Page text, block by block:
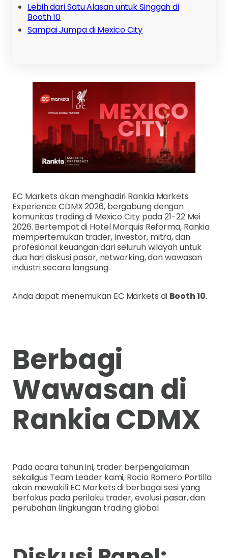
Lebih dari Satu Alasan untuk Singgah di
Booth 10
Sampai Jumpa di Mexico City
EC Markets akan menghadiri Rankia Markets
Experience CDMX 2026, bergabung dengan
komunitas trading di Mexico City pada 21-22 Mei
2026. Bertempat di Hotel Marquis Reforma, Rankia
mempertemukan trader, investor, mitra, dan
profesional keuangan dari seluruh wilayah untuk
dua hari diskusi pasar, networking, dan wawasan
industri secara langsung.
Anda dapat menemukan EC Markets di Booth 10.
Berbagi
Wawasan di
Rankia CDMX
Pada acara tahun ini, trader berpengalaman
sekaligus Team Leader kami, Rocio Romero Portilla
akan mewakili EC Markets di berbagai sesi yang
berfokus pada perilaku trader, evolusi pasar, dan
perubahan lingkungan trading global.